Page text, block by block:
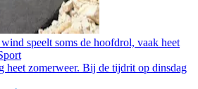
speelt soms de hoofdrol, vaak heet
heet zomerweer. Bij de tijdrit op dinsdag